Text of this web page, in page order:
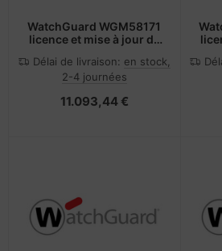
WatchGuard WGM58171
licence et mise à jour de
année(s)
Délai de livraison: en stock,
2-4 journées
11.093,44 €